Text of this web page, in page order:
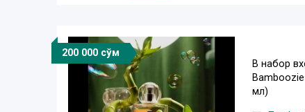
200 000 сўм
В набор
мл)